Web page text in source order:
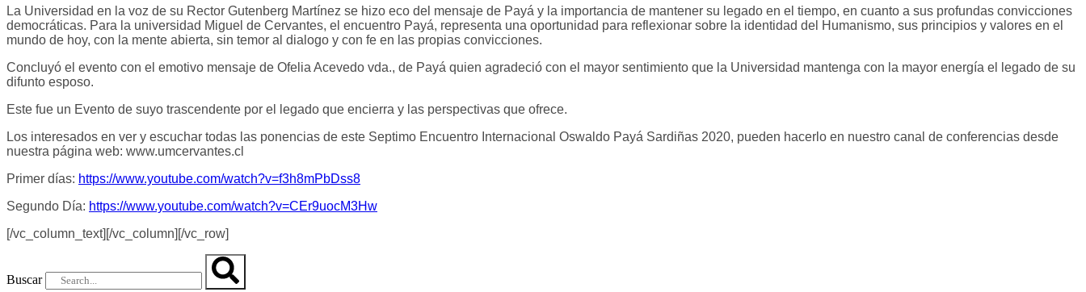
La Universidad en la voz de su Rector Gutenberg Martínez se hizo eco del mensaje de Payá y la importancia de mantener su legado en el tiempo, en cuanto a sus profundas convicciones
democráticas. Para la universidad Miguel de Cervantes, el encuentro Payá, representa una oportunidad para reflexionar sobre la identidad del Humanismo, sus principios y valores en el
mundo de hoy, con la mente abierta, sin temor al dialogo y con fe en las propias convicciones.
Concluyó el evento con el emotivo mensaje de Ofelia Acevedo vda., de Payá quien agradeció con el mayor sentimiento que la Universidad mantenga con la mayor energía el legado de su
difunto esposo.
Este fue un Evento de suyo trascendente por el legado que encierra y las perspectivas que ofrece.
Los interesados en ver y escuchar todas las ponencias de este Septimo Encuentro Internacional Oswaldo Payá Sardiñas 2020, pueden hacerlo en nuestro canal de conferencias desde
nuestra página web: www.umcervantes.cl
Primer días: https://www.youtube.com/watch?v=f3h8mPbDss8
Segundo Día: https://www.youtube.com/watch?v=CEr9uocM3Hw
[/vc_column_text][/vc_column][/vc_row]
Buscar